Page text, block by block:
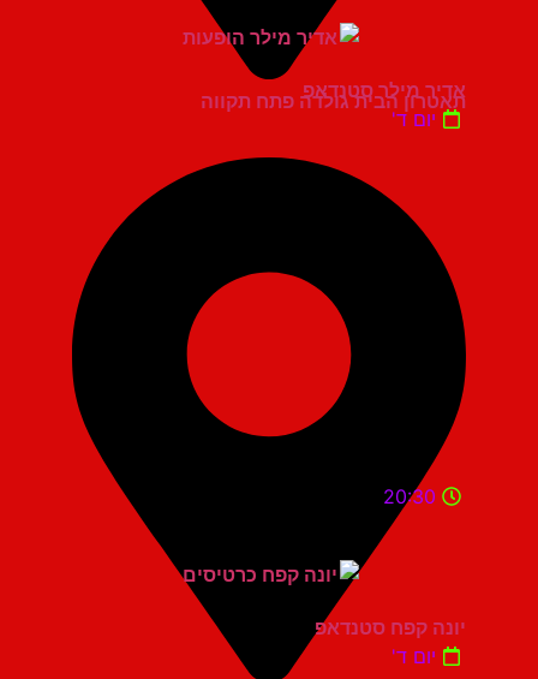
תאטרון הבית גולדה פתח תקווה
אדיר מילר סטנדאפ
יום ד'
20:30
יונה קפח סטנדאפ
יום ד'